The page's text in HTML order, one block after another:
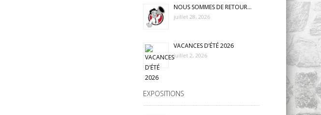
NOUS SOMMES DE RETOUR…
juillet 28, 2026
VACANCES D’ÉTÉ 2026
juillet 2, 2026
EXPOSITIONS